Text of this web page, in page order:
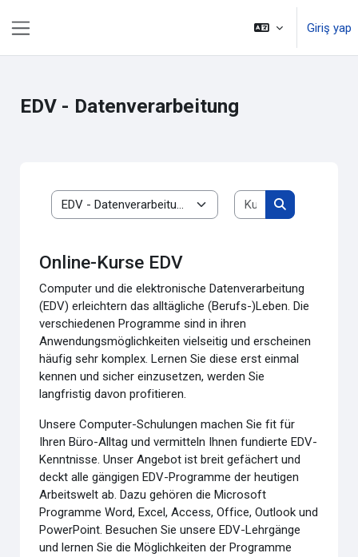
Giriş yap
EDV - Datenverarbeitung
Kurs Kategorileri
Kursları ara
Kursları ara
Online-Kurse EDV
Computer und die elektronische Datenverarbeitung
(EDV) erleichtern das alltägliche (Berufs-)Leben. Die
verschiedenen Programme sind in ihren
Anwendungsmöglichkeiten vielseitig und erscheinen
häufig sehr komplex. Lernen Sie diese erst einmal
kennen und sicher einzusetzen, werden Sie
langfristig davon profitieren.
Unsere Computer-Schulungen machen Sie fit für
Ihren Büro-Alltag und vermitteln Ihnen fundierte EDV-
Kenntnisse. Unser Angebot ist breit gefächert und
deckt alle gängigen EDV-Programme der heutigen
Arbeitswelt ab. Dazu gehören die Microsoft
Programme Word, Excel, Access, Office, Outlook und
PowerPoint. Besuchen Sie unsere EDV-Lehrgänge
und lernen Sie die Möglichkeiten der Programme